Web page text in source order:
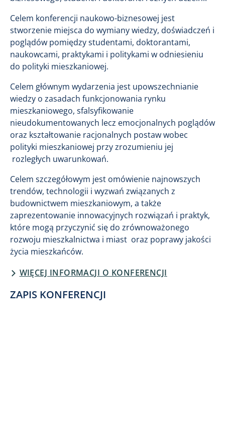
Celem konferencji naukowo-biznesowej jest
stworzenie miejsca do wymiany wiedzy, doświadczeń i
poglądów pomiędzy studentami, doktorantami,
naukowcami, praktykami i politykami w odniesieniu
do polityki mieszkaniowej.
Celem głównym wydarzenia jest upowszechnianie
wiedzy o zasadach funkcjonowania rynku
mieszkaniowego, sfalsyfikowanie
nieudokumentowanych lecz emocjonalnych poglądów
oraz kształtowanie racjonalnych postaw wobec
polityki mieszkaniowej przy zrozumieniu jej
rozległych uwarunkowań.
Celem szczegółowym jest omówienie najnowszych
trendów, technologii i wyzwań związanych z
budownictwem mieszkaniowym, a także
zaprezentowanie innowacyjnych rozwiązań i praktyk,
które mogą przyczynić się do zrównoważonego
rozwoju mieszkalnictwa i miast oraz poprawy jakości
życia mieszkańców.
WIĘCEJ INFORMACJI O KONFERENCJI
ZAPIS KONFERENCJI